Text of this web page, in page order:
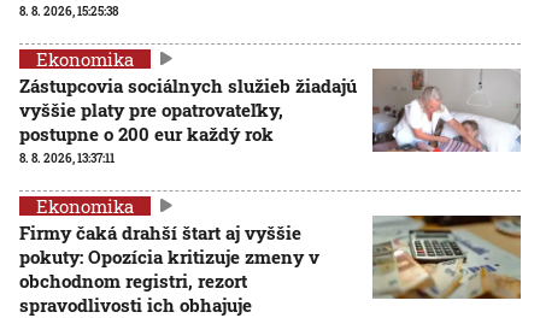
8. 8. 2026, 15:25:38
Ekonomika
Zástupcovia sociálnych služieb žiadajú
vyššie platy pre opatrovateľky,
postupne o 200 eur každý rok
8. 8. 2026, 13:37:11
Ekonomika
Firmy čaká drahší štart aj vyššie
pokuty: Opozícia kritizuje zmeny v
obchodnom registri, rezort
spravodlivosti ich obhajuje